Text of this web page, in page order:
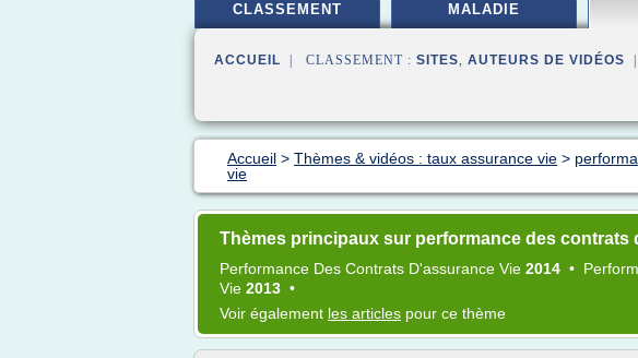
CLASSEMENT MALADIE
ACCUEIL | CLASSEMENT : SITES, AUTEURS DE VIDÉOS
Accueil > Thèmes & vidéos : taux assurance vie >
vie
Thèmes principaux sur performance des contrats
Performance Des Contrats D'assurance Vie 2014 •
Vie 2013 •
Voir également les articles pour ce thème